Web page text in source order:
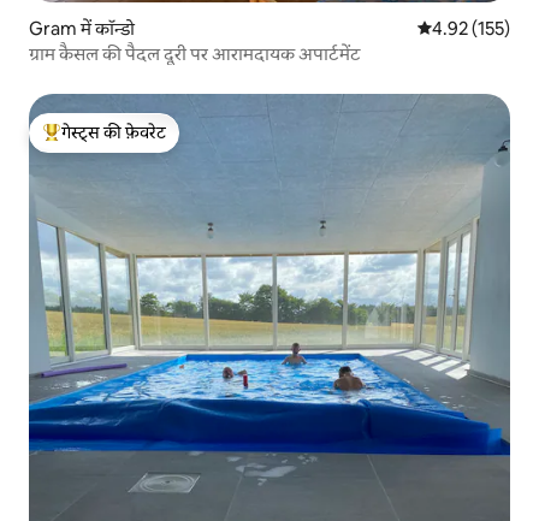
Gram में कॉन्डो औसत रेटिंग 5 में से
4.92 (155)
ग्राम कैसल की पैदल दूरी पर आरामदायक अपार्टमेंट
गेस्ट्स का टॉप फ़ेवरेट
गेस्ट्स की फ़ेवरेट